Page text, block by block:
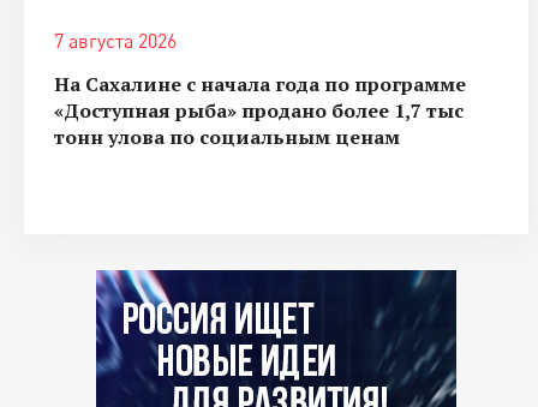
7 августа 2026
На Сахалине с начала года по программе
«Доступная рыба» продано более 1,7 тыс
тонн улова по социальным ценам